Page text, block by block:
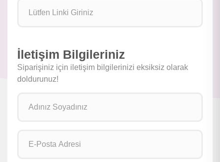
İletişim Bilgileriniz
Siparişiniz için iletişim bilgilerinizi eksiksiz olarak
doldurunuz!